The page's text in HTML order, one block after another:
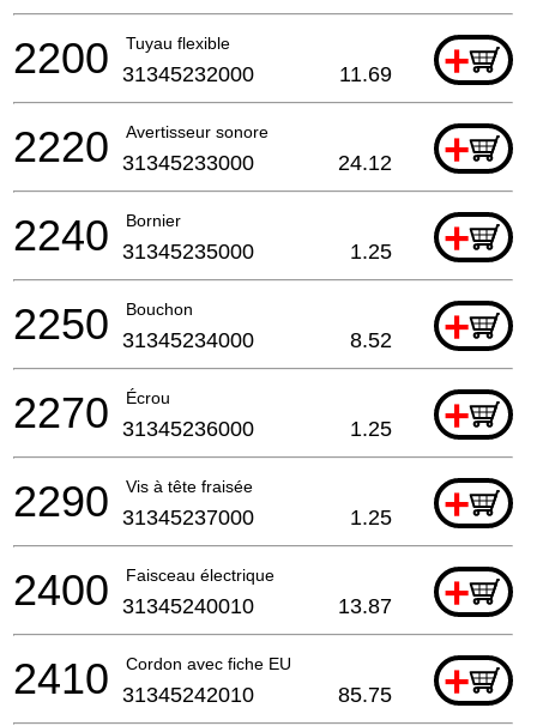
Tuyau flexible +
2200 31345232000 11.69
Avertisseur sonore +
2220 31345233000 24.12
Bornier +
2240 31345235000 1.25
Bouchon +
2250 31345234000 8.52
Écrou +
2270 31345236000 1.25
Vis à tête fraisée +
2290 31345237000 1.25
Faisceau électrique +
2400 31345240010 13.87
Cordon avec fiche EU +
2410 31345242010 85.75